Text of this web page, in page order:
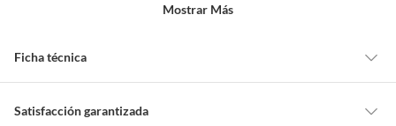
Mostrar Más
Ficha técnica
Acabado
Satisfacción garantizada